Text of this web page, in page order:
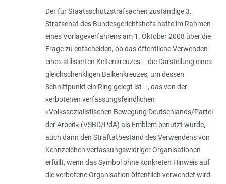
Der für Staatsschutzstrafsachen zuständige 3.
Strafsenat des Bundesgerichtshofs hatte im Rahmen
eines Vorlageverfahrens am 1. Oktober 2008 über die
Frage zu entscheiden, ob das öffentliche Verwenden
eines stilisierten Keltenkreuzes – die Darstellung eines
gleichschenkligen Balkenkreuzes, um dessen
Schnittpunkt ein Ring gelegt ist –, das von der
verbotenen verfassungsfeindlichen
»Volkssozialistischen Bewegung Deutschlands/Partei
der Arbeit« (VSBD/PdA) als Emblem benutzt wurde,
auch dann den Straftatbestand des Verwendens von
Kennzeichen verfassungswidriger Organisationen
erfüllt, wenn das Symbol ohne konkreten Hinweis auf
die verbotene Organisation öffentlich verwendet wird.